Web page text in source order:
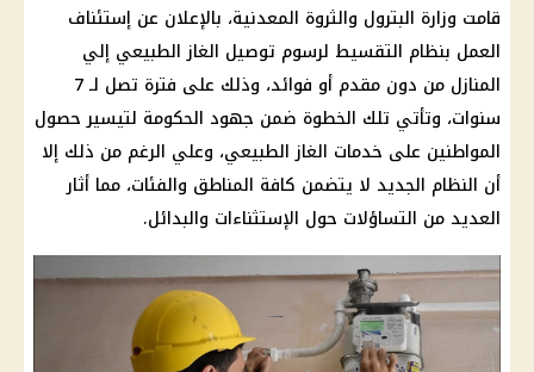
قامت وزارة البترول والثروة المعدنية، بالإعلان عن إستئناف
العمل بنظام التقسيط لرسوم توصيل الغاز الطبيعي إلي
المنازل من دون مقدم أو فوائد، وذلك على فترة تصل لـ 7
سنوات، وتأتي تلك الخطوة ضمن جهود الحكومة لتيسير حصول
المواطنين على خدمات الغاز الطبيعي، وعلي الرغم من ذلك إلا
أن النظام الجديد لا يتضمن كافة المناطق والفئات، مما أثار
العديد من التساؤلات حول الإستثناءات والبدائل.